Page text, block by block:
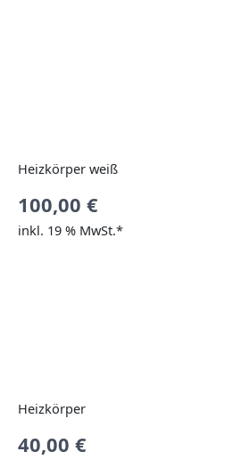
Heizkörper weiß
100,00 €
inkl. 19 % MwSt.*
Heizkörper
40,00 €